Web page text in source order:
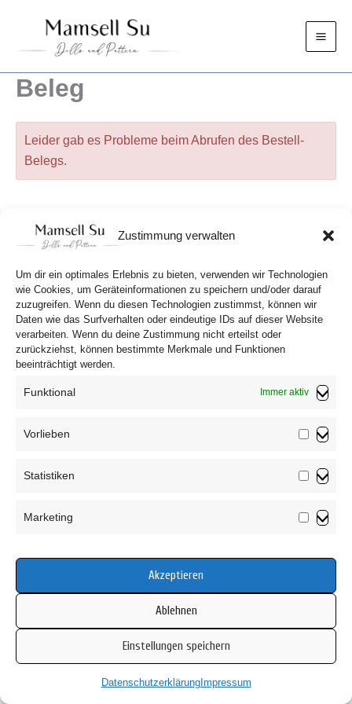
Zustimmung verwalten
Um dir ein optimales Erlebnis zu bieten, verwenden wir Technologien
wie Cookies, um Geräteinformationen zu speichern und/oder darauf
zuzugreifen. Wenn du diesen Technologien zustimmst, können wir
Daten wie das Surfverhalten oder eindeutige IDs auf dieser Website
verarbeiten. Wenn du deine Zustimmung nicht erteilst oder
zurückziehst, können bestimmte Merkmale und Funktionen
beeinträchtigt werden.
Funktional Immer aktiv
Vorlieben
Statistiken
Marketing
Akzeptieren
Ablehnen
Einstellungen speichern
DatenschutzerklärungImpressum
springen
Beleg
Leider gab es Probleme beim Abrufen des Bestell-
Belegs.
Cookie-Richtlinie (EU)
Copyright © 2026 Mamsell Su